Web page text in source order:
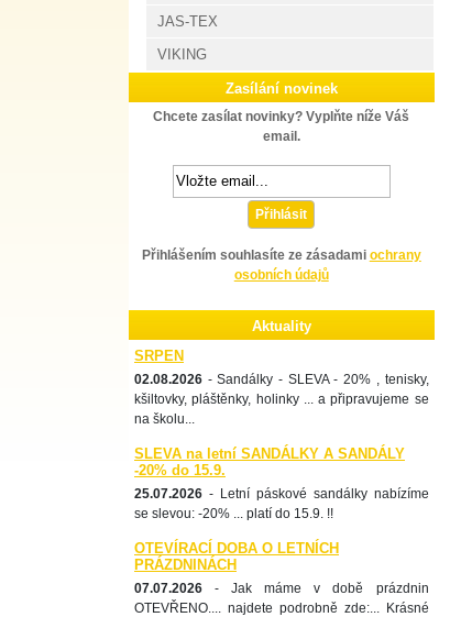
JAS-TEX
VIKING
Zasílání novinek
Chcete zasílat novinky? Vyplňte níže Váš
email.
Přihlásit
Přihlášením souhlasíte ze zásadami ochrany
osobních údajů
Aktuality
SRPEN
02.08.2026 - Sandálky - SLEVA - 20% , tenisky,
kšiltovky, pláštěnky, holinky ... a připravujeme se
na školu...
SLEVA na letní SANDÁLKY A SANDÁLY
-20% do 15.9.
25.07.2026 - Letní páskové sandálky nabízíme
se slevou: -20% ... platí do 15.9. !!
OTEVÍRACÍ DOBA O LETNÍCH
PRÁZDNINÁCH
07.07.2026 - Jak máme v době prázdnin
OTEVŘENO.... najdete podrobně zde:... Krásné